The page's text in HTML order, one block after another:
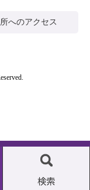
へのアクセス